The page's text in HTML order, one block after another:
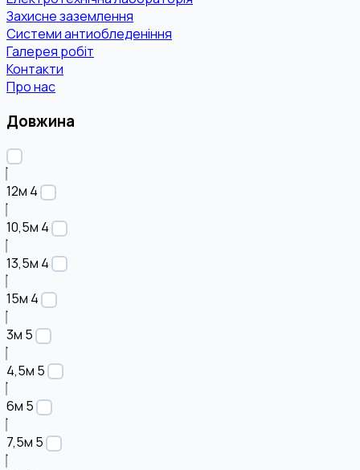
Захисне заземлення
Системи антиобледеніння
Галерея робіт
Контакти
Про нас
Довжина
12м 4
10,5м 4
13,5м 4
15м 4
3м 5
4,5м 5
6м 5
7,5м 5